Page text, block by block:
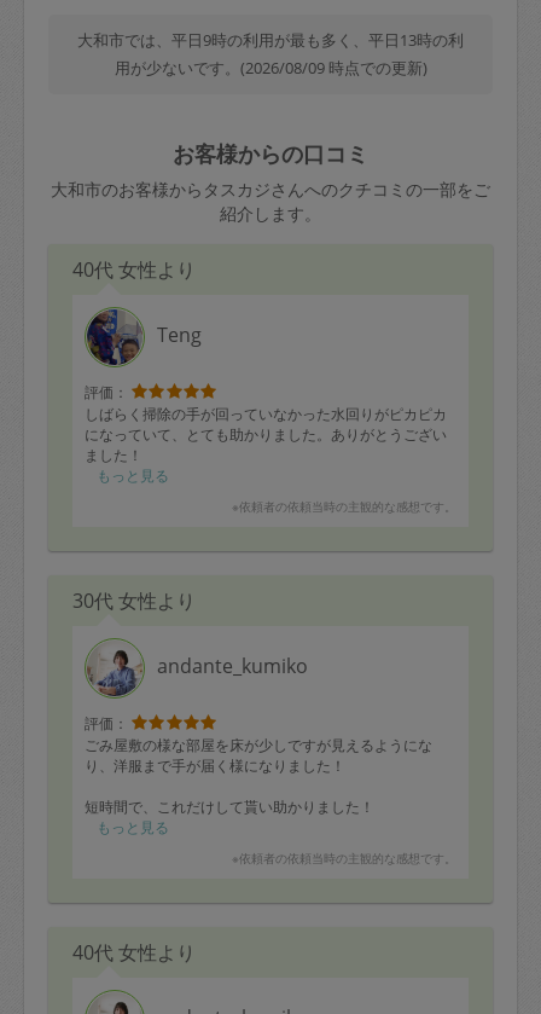
大和市では、平日9時の利用が最も多く、平日13時の利
用が少ないです。(2026/08/09 時点での更新)
お客様からの口コミ
大和市のお客様からタスカジさんへのクチコミの一部をご
紹介します。
40代 女性より
Teng
評価：
しばらく掃除の手が回っていなかった水回りがピカピカ
になっていて、とても助かりました。ありがとうござい
ました！
もっと見る
※依頼者の依頼当時の主観的な感想です。
30代 女性より
andante_kumiko
評価：
ごみ屋敷の様な部屋を床が少しですが見えるようにな
り、洋服まで手が届く様になりました！
短時間で、これだけして貰い助かりました！
ありがとうございました。
もっと見る
※依頼者の依頼当時の主観的な感想です。
40代 女性より